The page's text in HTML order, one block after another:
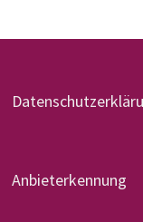
Anbieterkennung